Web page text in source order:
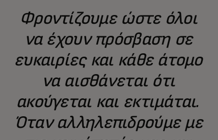
Φροντίζουμε ώστε όλοι
να έχουν πρόσβαση σε
ευκαιρίες και κάθε άτομο
να αισθάνεται ότι
ακούγεται και εκτιμάται.
Όταν αλληλεπιδρούμε με